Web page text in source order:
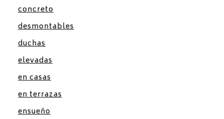
concreto
desmontables
duchas
elevadas
en casas
en terrazas
ensueño